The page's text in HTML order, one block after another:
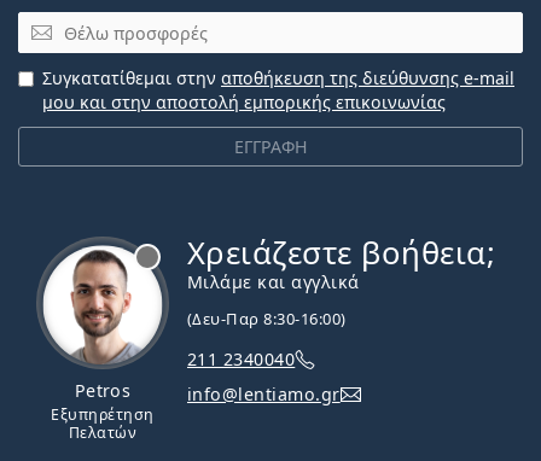
Email
ΕΓΓΡΑΦΗ
Συγκατατίθεμαι στην αποθήκευση της διεύθυνσης e-mail
μου και στην αποστολή εμπορικής επικοινωνίας
Petros
Εξυπηρέτηση
Πελατών
Χρειάζεστε βοήθεια;
Μιλάμε και αγγλικά
(Δευ-Παρ 8:30-16:00)
211 2340040
info@lentiamo.gr